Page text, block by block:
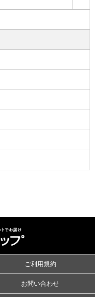
ご利用規約
お問い合わせ